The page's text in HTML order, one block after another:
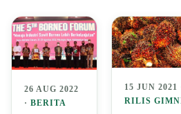
26 AUG 2022
· BERITA
15 JUN 2021
RILIS